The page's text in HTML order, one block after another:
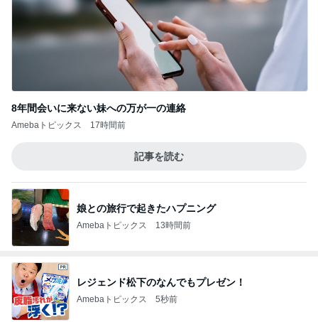
8年間会いに来ない妹への万が一の連絡
Amebaトピックス 17時間前
記事を読む
娘との旅行で起きたハプニング
Amebaトピックス 13時間前
レジェンド松下のなんでもプレゼン！
Amebaトピックス 5秒前